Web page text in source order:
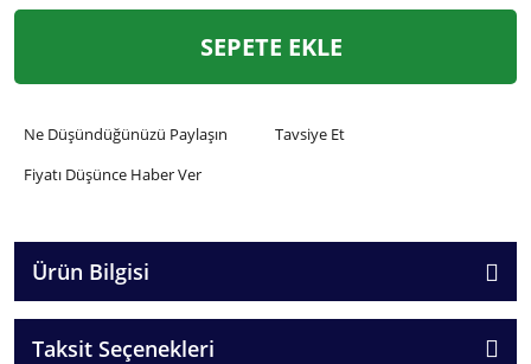
SEPETE EKLE
Ne Düşündüğünüzü Paylaşın
Tavsiye Et
Fiyatı Düşünce Haber Ver
Ürün Bilgisi
Taksit Seçenekleri